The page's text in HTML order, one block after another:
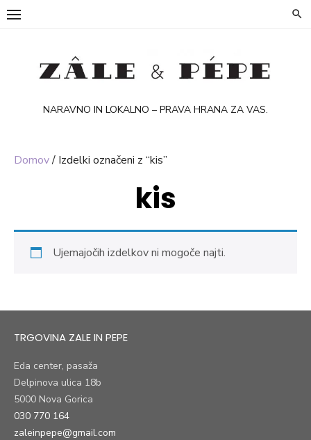
Skip
NARAVNO IN LOKALNO – PRAVA HRANA ZA VAS.
Domov/ Izdelki označeni z “kis”
kis
Ujemajočih izdelkov ni mogoče najti.
TRGOVINA ZALE IN PEPE
Eda center, pasaža
Delpinova ulica 18b
5000 Nova Gorica
030 770 164
zaleinpepe@gmail.com